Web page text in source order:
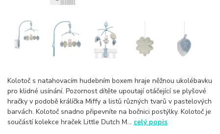
Kolotoč s natahovacím hudebním boxem hraje něžnou ukolébavku
pro klidné usínání. Pozornost dítěte upoutají otáčející se plyšové
hračky v podobě králíčka Miffy a listů různých tvarů v pastelových
barvách. Kolotoč snadno připevníte na bočnici postýlky. Kolotoč je
součástí kolekce hraček Little Dutch M... celý popis